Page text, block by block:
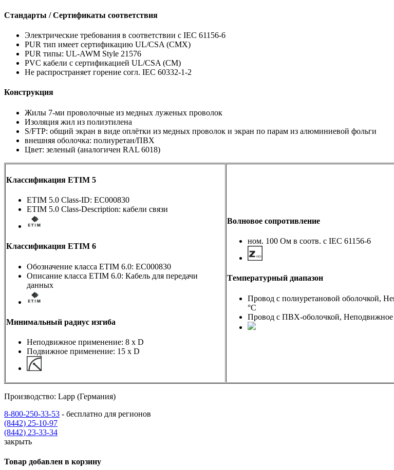
Стандарты / Сертификаты соответствия
Электрические требования в соответствии с IEC 61156-6
PUR тип имеет сертификацию UL/CSA (CMX)
PUR типы: UL-AWM Style 21576
PVC кабели с сертификацией UL/CSA (CM)
Не распространяет горение согл. IEC 60332-1-2
Конструкция
Жилы 7-ми проволочные из медных луженых проволок
Изоляция жил из полиэтилена
S/FTP: общий экран в виде оплётки из медных проволок и экран по парам из алюминиевой фольги
внешняя оболочка: полиуретан/ПВХ
Цвет: зеленый (аналогичен RAL 6018)
Классификация ETIM 5
ETIM 5.0 Class-ID: EC000830
ETIM 5.0 Class-Description: кабели связи
Классификация ETIM 6
Обозначение класса ETIM 6.0: EC000830
Описание класса ETIM 6.0: Кабель для передачи
данных
Минимальный радиус изгиба
Неподвижное применение: 8 x D
Подвижное применение: 15 x D
Волновое сопротивление
ном. 100 Ом в соотв. с IEC 61156-6
Tемпературный диапазон
Провод с полиуретановой оболочкой,
°C
Провод с ПВХ-оболочкой, Неподвижное
Производство: Lapp (Германия)
8-800-250-33-53 - бесплатно для регионов
(8442) 25-10-97
(8442) 23-33-34
закрыть
Товар добавлен в корзину